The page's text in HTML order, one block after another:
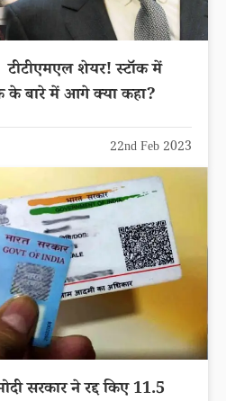
शेयर! स्टॉक में
के बारे में आगे क्या कहा?
22nd Feb 2023
सरकार ने रद्द किए 11.5